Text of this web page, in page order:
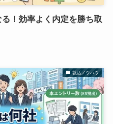
！効率よく内定を勝ち取
就活ノウハウ